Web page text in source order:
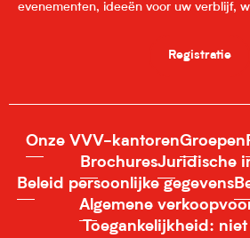
evenementen, ideeën voor uw verblijf,
Registratie
Onze VVV-kantorenGroepen
BrochuresJuridische
Beleid persoonlijke gegevens
Algemene
Toegankelijkheid: